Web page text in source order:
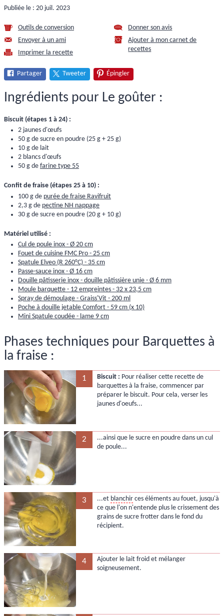
Publiée le : 20 juil. 2023
Outils de conversion
Envoyer à un ami
Imprimer la recette
Donner son avis
Ajouter à mon carnet de
recettes
Partager Tweeter Épingler
Ingrédients pour Le goûter :
Biscuit (étapes 1 à 24) :
2 jaunes d'œufs
50 g de sucre en poudre (25 g + 25 g)
10 g de lait
2 blancs d'œufs
50 g de farine type 55
Confit de fraise (étapes 25 à 10) :
100 g de purée de fraise Ravifruit
2,3 g de pectine NH nappage
30 g de sucre en poudre (20 g + 10 g)
Matériel utilisé :
Cul de poule inox - Ø 20 cm
Fouet de cuisine FMC Pro - 25 cm
Spatule Elveo (R 260°C) - 35 cm
Passe-sauce inox - Ø 16 cm
Douille pâtisserie inox - douille pâtissière unie - Ø 6 mm
Moule barquette - 12 empreintes - 32 x 23,5 cm
Spray de démoulage - Graiss'Vit - 200 ml
Poche à douille jetable Comfort - 59 cm (x 10)
Mini Spatule coudée - lame 9 cm
Phases techniques pour Barquettes à
la fraise :
1 Biscuit : Pour réaliser cette recette de
barquettes à la fraise, commencer par
préparer le biscuit. Pour cela, verser les
jaunes d'oeufs...
2
...ainsi que le sucre en poudre dans un cul
de poule...
3 ...et blanchirces éléments au fouet, jusqu'à
ce que l'on n'entende plus le crissement des
grains de sucre frotter dans le fond du
récipient.
4
Ajouter le lait froid et mélanger
soigneusement.